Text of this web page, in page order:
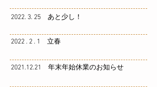
2022. 3. 25 あと少し！
2022 . 2 . 1 立春
2021.12.21 年末年始休業のお知らせ